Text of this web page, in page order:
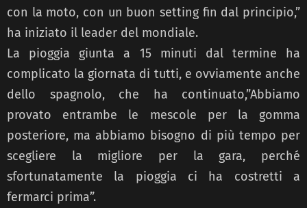
con la moto, con un buon setting fin dal principio,”
ha iniziato il leader del mondiale.
La pioggia giunta a 15 minuti dal termine ha
complicato la giornata di tutti, e ovviamente anche
dello spagnolo, che ha continuato,”Abbiamo
provato entrambe le mescole per la gomma
posteriore, ma abbiamo bisogno di più tempo per
scegliere la migliore per la gara, perché
sfortunatamente la pioggia ci ha costretti a
fermarci prima”.